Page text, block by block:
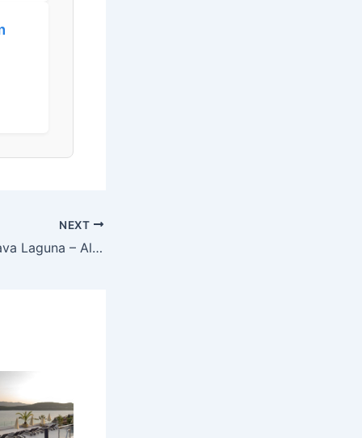
NEXT
Hotel Albatros Plava Laguna – All inclusive ljeto u Poreču, Poreč, Istra, Hrvatska – 1.289 EUR – 5x noćenje u dvokrevetnoj Economy sobi za 2 osobe, All inclusive – Akcija